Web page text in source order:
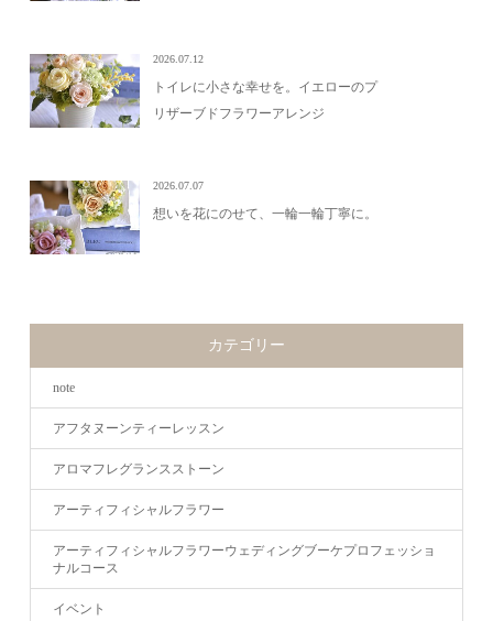
2026.07.12
トイレに小さな幸せを。イエローのプ
リザーブドフラワーアレンジ
2026.07.07
想いを花にのせて、一輪一輪丁寧に。
カテゴリー
note
アフタヌーンティーレッスン
アロマフレグランスストーン
アーティフィシャルフラワー
アーティフィシャルフラワーウェディングブーケプロフェッショ
ナルコース
イベント